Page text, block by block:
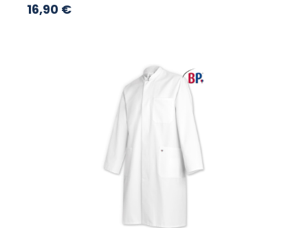
16,90 €